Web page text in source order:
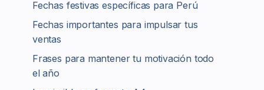
Fechas festivas específicas para Perú
Fechas importantes para impulsar tus
ventas
Frases para mantener tu motivación todo
el año